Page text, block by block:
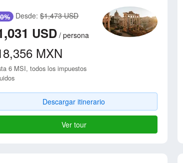
Desde: $1,473 USD
USD / persona
MXN
6 MSI, todos los impuestos
Descargar itinerario
Ver tour